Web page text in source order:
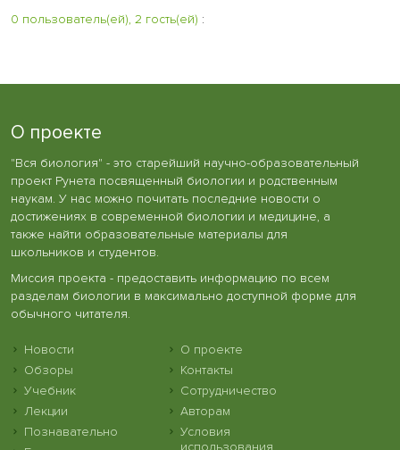
0 пользователь(ей), 2 гость(ей) :
О проекте
"Вся биология" - это старейший научно-образовательный
проект Рунета посвященный биологии и родственным
наукам. У нас можно почитать последние новости о
достижениях в современной биологии и медицине, а
также найти образовательные материалы для
школьников и студентов.
Миссия проекта - предоставить информацию по всем
разделам биологии в максимально доступной форме для
обычного читателя.
Новости
Обзоры
Учебник
Лекции
Познавательно
О проекте
Контакты
Сотрудничество
Авторам
Условия
использования